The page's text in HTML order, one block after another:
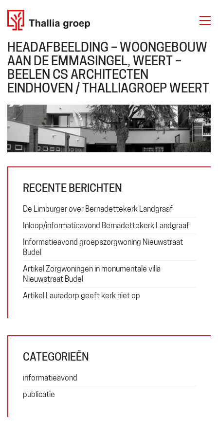
HEADAFBEELDING – WOONGEBOUW
AAN DE EMMASINGEL, WEERT –
BEELEN CS ARCHITECTEN
EINDHOVEN / THALLIAGROEP WEERT
RECENTE BERICHTEN
De Limburger over Bernadettekerk Landgraaf
Inloop/informatieavond Bernadettekerk Landgraaf
Informatieavond groepszorgwoning Nieuwstraat
Budel
Artikel Zorgwoningen in monumentale villa
Nieuwstraat Budel
Artikel Lauradorp geeft kerk niet op
CATEGORIEËN
informatieavond
publicatie
Emmasingel 50
6001 BD Weert
Tel. 06 50 63 81 81
Over ons
Diensten
Projecten
Contact
Gebruiker
Exploitatie
Financiering
Wonen
Search